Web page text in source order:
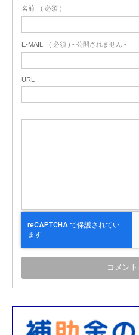
名前 ( 必須 )
E-MAIL ( 必須 ) - 公開されません -
URL